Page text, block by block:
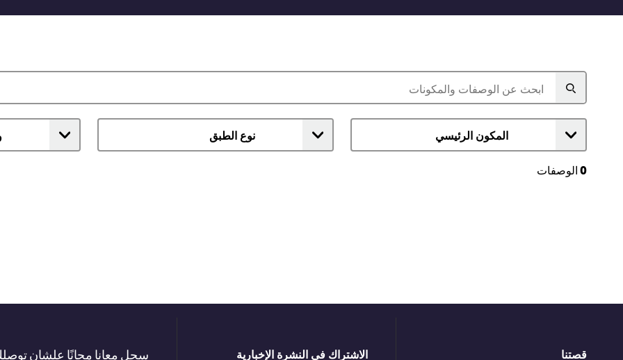
5.0
1
5.0
1
0الوصفات
قصتنا
الاشتراك في النشرة الإخبارية
سجل معانا مجانًا علشان